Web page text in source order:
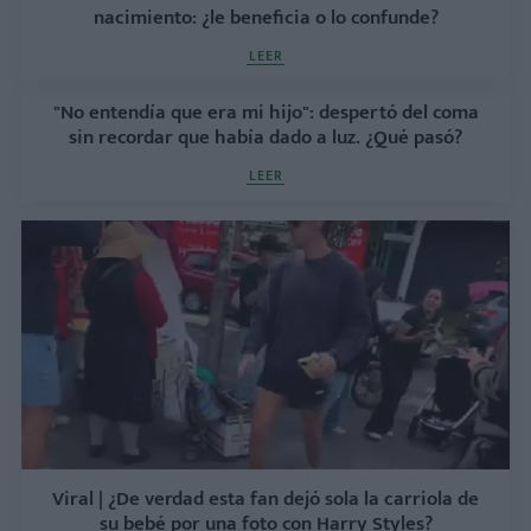
nacimiento: ¿le beneficia o lo confunde?
LEER
"No entendía que era mi hijo": despertó del coma
sin recordar que había dado a luz. ¿Qué pasó?
LEER
Viral | ¿De verdad esta fan dejó sola la carriola de
su bebé por una foto con Harry Styles?